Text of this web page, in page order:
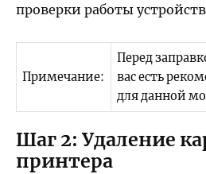
проверки работы
Примечание:
Перед
вас есть
для данной
Шаг 2: Удаление
принтера